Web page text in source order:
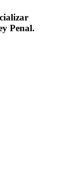
Penal.